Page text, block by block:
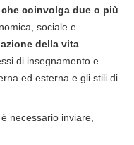
coinvolga due o più
sociale e
della vita
di insegnamento e
ed esterna e gli stili di
necessario inviare,